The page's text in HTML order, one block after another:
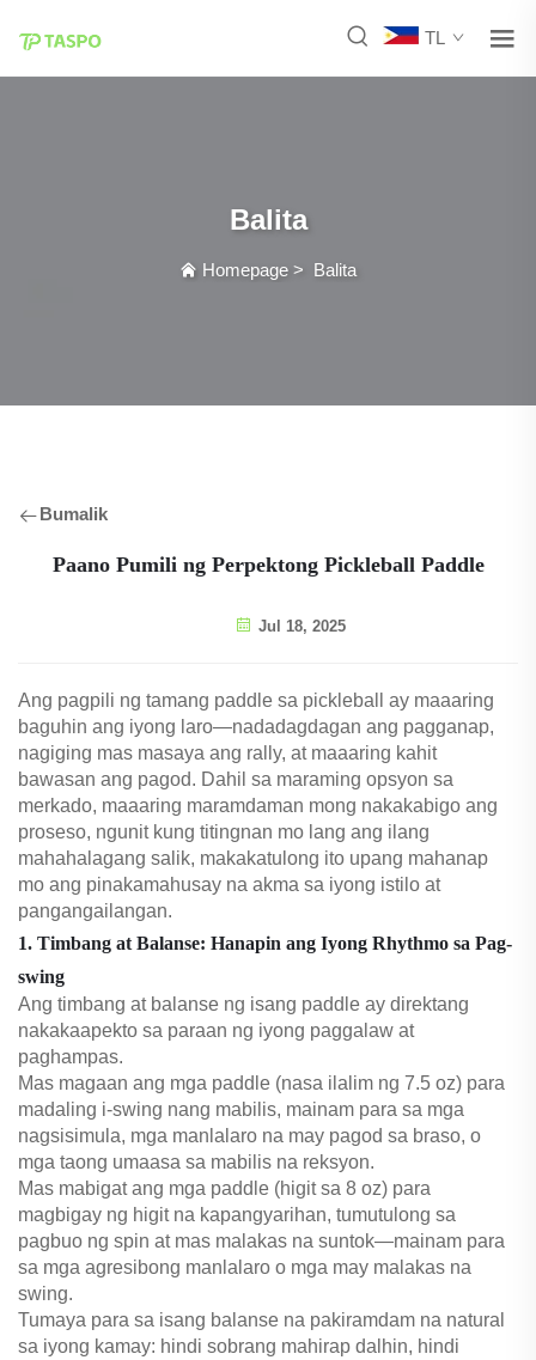
TL
Balita
Homepage > Balita
Bumalik
Paano Pumili ng Perpektong Pickleball Paddle
Jul 18, 2025
Ang pagpili ng tamang paddle sa pickleball ay maaaring
baguhin ang iyong laro—nadadagdagan ang pagganap,
nagiging mas masaya ang rally, at maaaring kahit
bawasan ang pagod. Dahil sa maraming opsyon sa
merkado, maaaring maramdaman mong nakakabigo ang
proseso, ngunit kung titingnan mo lang ang ilang
mahahalagang salik, makakatulong ito upang mahanap
mo ang pinakamahusay na akma sa iyong istilo at
pangangailangan.
1. Timbang at Balanse: Hanapin ang Iyong Rhythmo sa Pag-
swing
Ang timbang at balanse ng isang paddle ay direktang
nakakaapekto sa paraan ng iyong paggalaw at
paghampas.
Mas magaan ang mga paddle (nasa ilalim ng 7.5 oz) para
madaling i-swing nang mabilis, mainam para sa mga
nagsisimula, mga manlalaro na may pagod sa braso, o
mga taong umaasa sa mabilis na reksyon.
Mas mabigat ang mga paddle (higit sa 8 oz) para
magbigay ng higit na kapangyarihan, tumutulong sa
pagbuo ng spin at mas malakas na suntok—mainam para
sa mga agresibong manlalaro o mga may malakas na
swing.
Tumaya para sa isang balanse na pakiramdam na natural
sa iyong kamay: hindi sobrang mahirap dalhin, hindi